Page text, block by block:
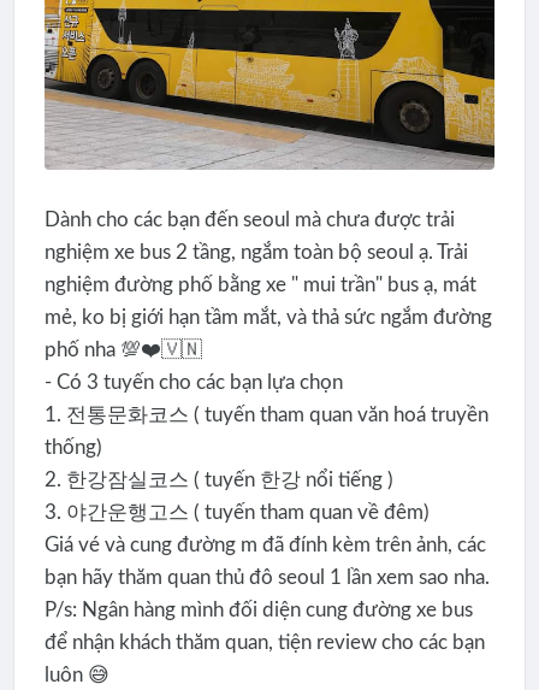
Dành cho các bạn đến seoul mà chưa được trải
nghiệm xe bus 2 tầng, ngắm toàn bộ seoul ạ. Trải
nghiệm đường phố bằng xe " mui trần" bus ạ, mát
mẻ, ko bị giới hạn tầm mắt, và thả sức ngắm đường
phố nha 💯❤️🇻🇳
- Có 3 tuyến cho các bạn lựa chọn
1. 전통문화코스 ( tuyến tham quan văn hoá truyền
thống)
2. 한강잠실코스 ( tuyến 한강 nổi tiếng )
3. 야간운행고스 ( tuyến tham quan về đêm)
Giá vé và cung đường m đã đính kèm trên ảnh, các
bạn hãy thăm quan thủ đô seoul 1 lần xem sao nha.
P/s: Ngân hàng mình đối diện cung đường xe bus
để nhận khách thăm quan, tiện review cho các bạn
luôn 😅